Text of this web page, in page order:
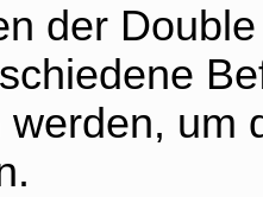
der
um